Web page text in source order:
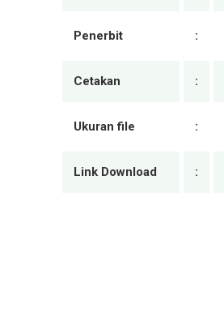
Penerbit :
Cetakan :
Ukuran file :
Link Download :